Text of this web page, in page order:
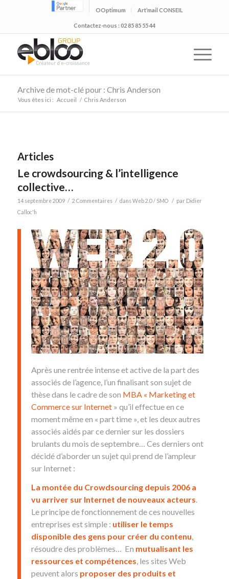
OOptimum Art’mail CONSEIL
Contactez-nous : 02 85 85 55 44
Archive de mot-clé pour : Chris Anderson
Vous êtes ici : Accueil / Chris Anderson
Articles
Le crowdsourcing & l’intelligence
collective…
14 septembre 2009 / 2 Commentaires / dansWeb 2.0 / SMO / par Didier
Calloc'h
Après une rentrée intense et active de la part des
associés de l’agence, l’un finalisant son sujet de
thèse dans le cadre de son MBA « Marketing et
Commerce sur Internet» qu’il effectue en ce
moment même en « part time », et les deux autres
associés aidés par ce dernier sur les dossiers
brulants du mois de septembre… Ces derniers ont
décidé d’aborder un sujet qui prend de l’ampleur
sur Internet :
La montée du Crowdsourcingdepuis 2006 a
vu arriver sur Internet de nouveaux acteurs.
Le principe de fonctionnement de ces nouvelles
entreprises est simple : utiliser le temps
disponible des gens pour créer du contenu,
résoudre des problèmes… En mutualisant les
ressources et compétences, les sites Web
peuvent alors proposer des produits et